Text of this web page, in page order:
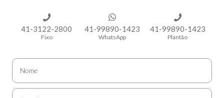
41-3122-2800
Fixo
41-99890-1423
WhatsApp
41-99890-1423
Plantão